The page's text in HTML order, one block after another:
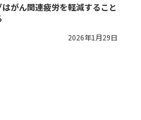
がん関連疲労を軽減すること
2026年1月29日